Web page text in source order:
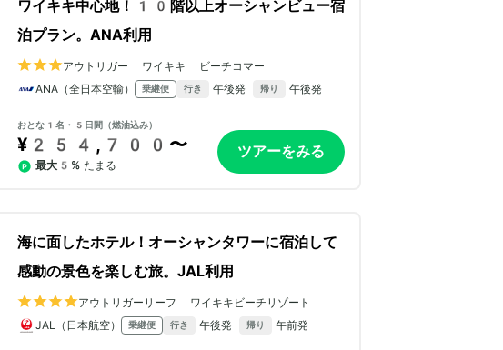
ワイキキ中心地！10階以上オーシャンビュー宿
泊プラン。ANA利用
アウトリガー ワイキキ ビーチコマー
ANA（全日本空輸）
乗継便 行き 午後発 帰り 午後発
おとな1名・5日間（燃油込み）
¥254,700〜
最大5% たまる
ツアーをみる
海に面したホテル！オーシャンタワーに宿泊して
感動の景色を楽しむ旅。JAL利用
アウトリガーリーフ ワイキキビーチリゾート
JAL（日本航空）
乗継便 行き 午後発 帰り 午前発